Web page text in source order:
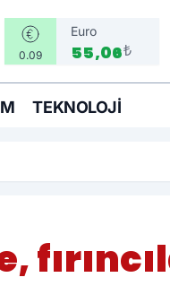
0.09
Euro
55,06₺
TEKNOLOJI